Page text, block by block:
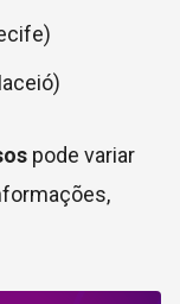
pode variar